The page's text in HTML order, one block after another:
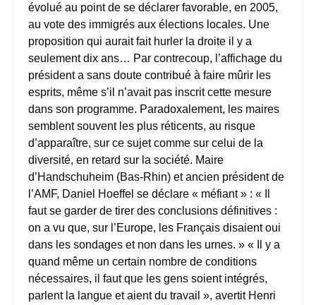
évolué au point de se déclarer favorable, en 2005,
au vote des immigrés aux élections locales. Une
proposition qui aurait fait hurler la droite il y a
seulement dix ans… Par contrecoup, l’affichage du
président a sans doute contribué à faire mûrir les
esprits, même s’il n’avait pas inscrit cette mesure
dans son programme. Paradoxalement, les maires
semblent souvent les plus réticents, au risque
d’apparaître, sur ce sujet comme sur celui de la
diversité, en retard sur la société. Maire
d’Handschuheim (Bas-Rhin) et ancien président de
l’AMF, Daniel Hoeffel se déclare « méfiant » : « Il
faut se garder de tirer des conclusions définitives :
on a vu que, sur l’Europe, les Français disaient oui
dans les sondages et non dans les urnes. » « Il y a
quand même un certain nombre de conditions
nécessaires, il faut que les gens soient intégrés,
parlent la langue et aient du travail », avertit Henri